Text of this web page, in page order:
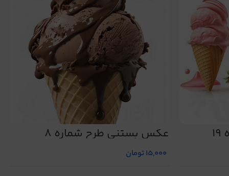
عکس بستنی طرح شماره 8
15,000تومان